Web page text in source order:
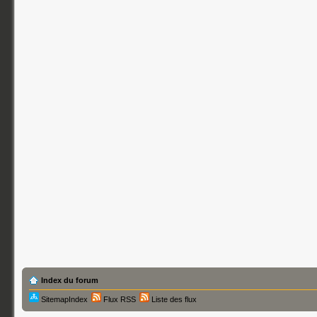
Index du forum
SitemapIndex Flux RSS Liste des flux